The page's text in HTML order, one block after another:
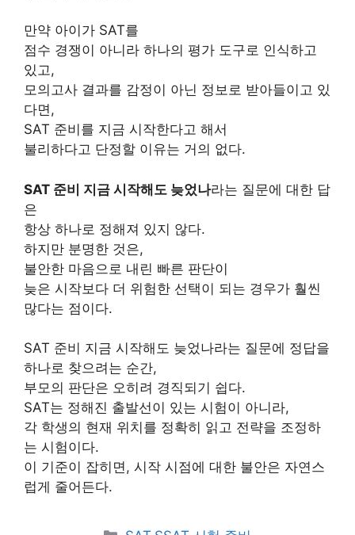
만약 아이가 SAT를
점수 경쟁이 아니라 하나의 평가 도구로 인식하고
있고,
모의고사 결과를 감정이 아닌 정보로 받아들이고 있
다면,
SAT 준비를 지금 시작한다고 해서
불리하다고 단정할 이유는 거의 없다.
SAT 준비 지금 시작해도 늦었나라는 질문에 대한 답
은
항상 하나로 정해져 있지 않다.
하지만 분명한 것은,
불안한 마음으로 내린 빠른 판단이
늦은 시작보다 더 위험한 선택이 되는 경우가 훨씬
많다는 점이다.
SAT 준비 지금 시작해도 늦었나라는 질문에 정답을
하나로 찾으려는 순간,
부모의 판단은 오히려 경직되기 쉽다.
SAT는 정해진 출발선이 있는 시험이 아니라,
각 학생의 현재 위치를 정확히 읽고 전략을 조정하
는 시험이다.
이 기준이 잡히면, 시작 시점에 대한 불안은 자연스
럽게 줄어든다.